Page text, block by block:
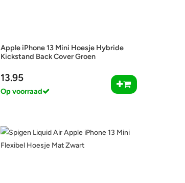
Apple iPhone 13 Mini Hoesje Hybride
Kickstand Back Cover Groen
13.95
Op voorraad